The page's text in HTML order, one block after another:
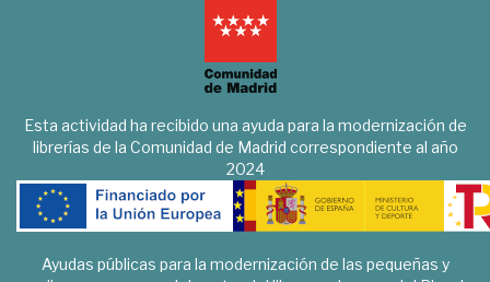
Esta actividad ha recibido una ayuda para la modernización de
librerías de la Comunidad de Madrid correspondiente al año
2024
Ayudas públicas para la modernización de las pequeñas y